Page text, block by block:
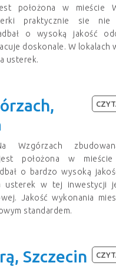
położona w mieście
praktycznie sie nie
o wysoką jakość
doskonale. W lokalach
usterek.
Wzgórzach
położona w mieście
o bardzo wysoką
usterek w tej inwestycji
Jakość wykonania
standardem.
Szczecin